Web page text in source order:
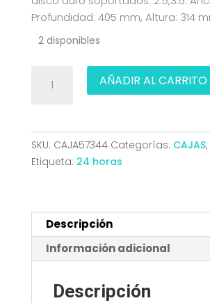
Profundidad: 405 mm, Altura: 314
2 disponibles
MICRO-
SOBREMESA
UNYKA
(FUENTE
SFX450)
52112
AÑADIR AL CARRITO
SKU: CAJA57344 Categorías: CAJAS,
Etiqueta: 24 horas
Descripción
Información adicional
Descripción